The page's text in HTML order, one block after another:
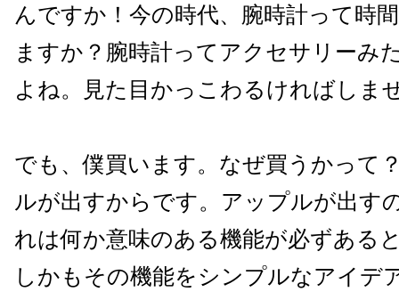
んですか！今の時代、腕時計って時
ますか？腕時計ってアクセサリーみ
よね。見た目かっこわるければしま
でも、僕買います。なぜ買うかって
ルが出すからです。アップルが出す
れは何か意味のある機能が必ずある
しかもその機能をシンプルなアイデ